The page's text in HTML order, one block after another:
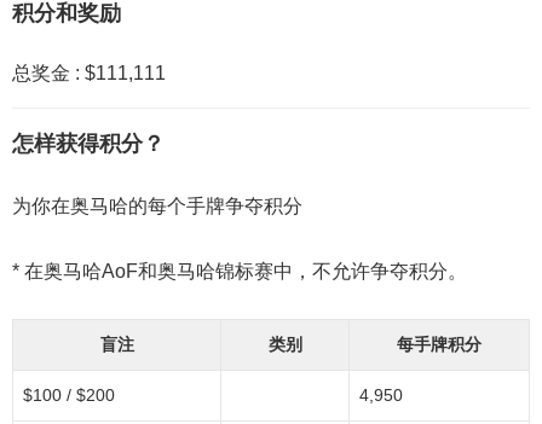
积分和奖励
总奖金 : $111,111
怎样获得积分？
为你在奥马哈的每个手牌争夺积分
* 在奥马哈AoF和奥马哈锦标赛中，不允许争夺积分。
盲注 类别 每手牌积分
$100 / $200 4,950